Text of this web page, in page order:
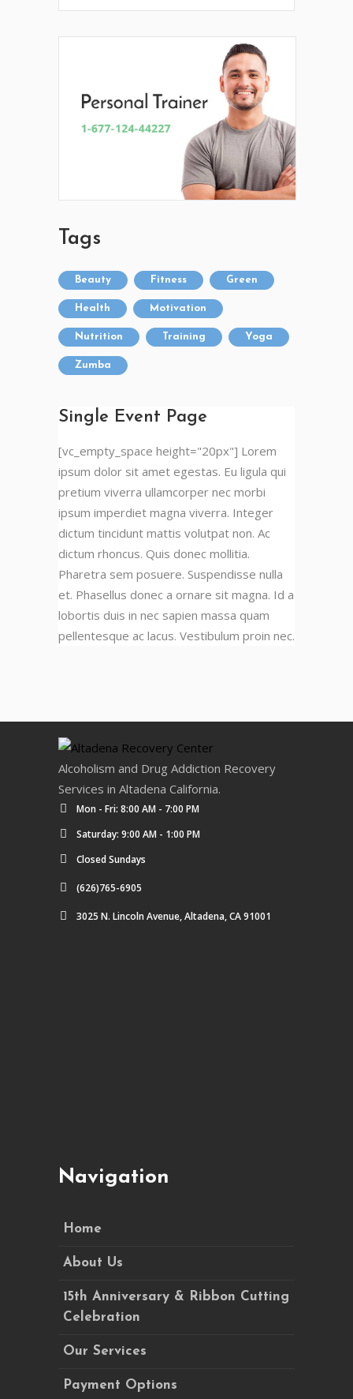
Tags
Beauty Fitness Green
Health Motivation
Nutrition Training Yoga
Zumba
Single Event Page
[vc_empty_space height="20px"] Lorem
ipsum dolor sit amet egestas. Eu ligula qui
pretium viverra ullamcorper nec morbi
ipsum imperdiet magna viverra. Integer
dictum tincidunt mattis volutpat non. Ac
dictum rhoncus. Quis donec mollitia.
Pharetra sem posuere. Suspendisse nulla
et. Phasellus donec a ornare sit magna. Id a
lobortis duis in nec sapien massa quam
pellentesque ac lacus. Vestibulum proin nec.
Alcoholism and Drug Addiction Recovery
Services in Altadena California.
Mon - Fri: 8:00 AM - 7:00 PM
Saturday: 9:00 AM - 1:00 PM
Closed Sundays
(626)765-6905
3025 N. Lincoln Avenue, Altadena, CA 91001
Navigation
Home
About Us
15th Anniversary & Ribbon Cutting
Celebration
Our Services
Payment Options